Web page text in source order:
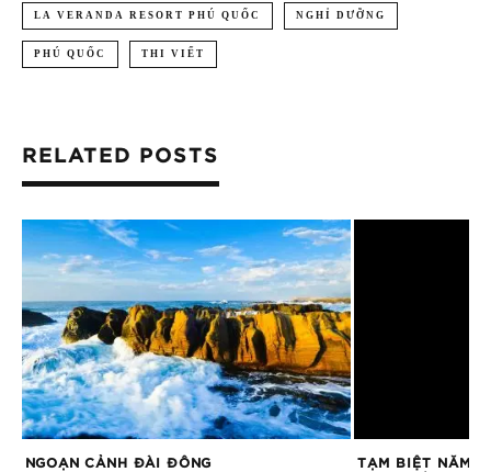
LA VERANDA RESORT PHÚ QUỐC NGHỈ DƯỠNG
PHÚ QUỐC THI VIẾT
RELATED POSTS
NGOẠN CẢNH ĐÀI ĐÔNG
TẠM BIỆT NĂM